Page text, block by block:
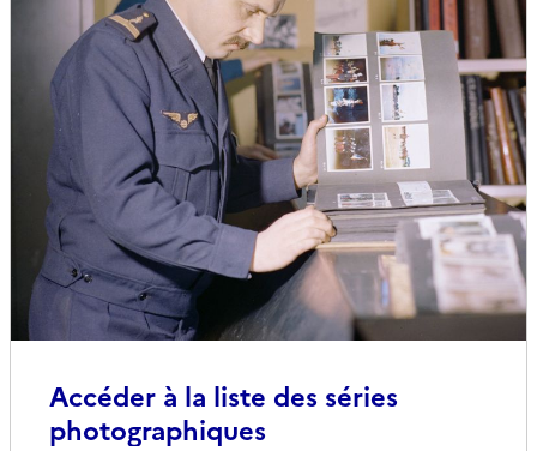
Accéder à la liste des séries
photographiques